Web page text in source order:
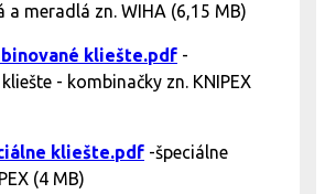
a meradlá zn. WIHA (6,15 MB)
kliešte.pdf -
- kombinačky zn. KNIPEX
kliešte.pdf -špeciálne
(4 MB)